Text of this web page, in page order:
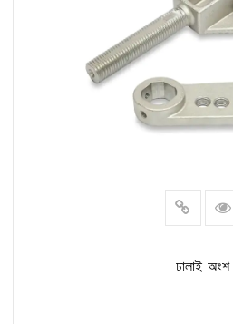
ঢালাই অংশ